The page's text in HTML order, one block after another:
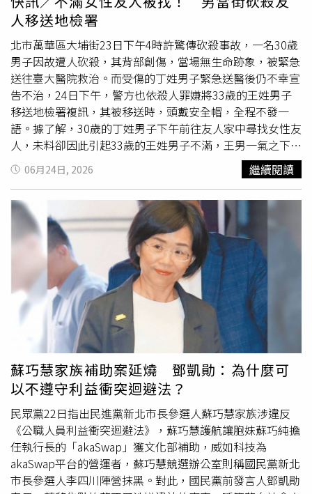
方的角度去看事情，婚姻不是只有自己，才會有同理心，換
位思考真的很重要」。此外，阿弟的二女兒目前就讀華岡藝
校，喜歡唱歌、跳舞，也開始接觸臨演工作。談到女兒是否
想登上自己的演唱會擔任嘉賓，他笑說：「女兒有說，我說
不要。」不過對於女兒朝演藝圈發展，阿弟態度相當支持，
「她喜歡唱歌跳舞，也有去當臨演，多方嘗試很好，只要是
夢想都要盡全力去做。」更打趣表示，「我跟她說不要讓別
人知道爸爸是誰。」至於是否贊成女兒正式出道？阿弟幽默
表示：「犯法的事情不要做就好。」
人移送地檢署
北市萬華區大埔街23日下午4時許驚傳砍殺事故，一名30歲
男子因故遭人砍殺，其背部創傷，當場無生命跡象，被緊急
送往臺大醫院救治。而受傷的丁姓男子緊急送醫後仍不幸宣
告不治，24日下午，警方也依殺人罪嫌將33歲的王姓男子
移送地檢署複訊，其被移送時，頭戴安全帽，全程不發一
語。據了解，30歲的丁姓男子下午前往友人家中尋找女性友
人，未料卻因此引起33歲的王姓男子不滿，王男一氣之下怒
持匕首朝丁男背部猛刺，造成丁男背部重創，當場無生命跡
象，緊急送醫後仍不幸不治。萬華分局呼籲，民眾遇有糾紛
應理性溝通或尋求正當管道處理，切勿因一時衝動訴諸暴
力，以免觸
律、得不償失。警方將持續加強治安維護，
確保民眾生命財產安全。
06月24日, 2026 繼續閱讀
蘇巧慧家族補助案延燒 鄧凱勛：為什麼可
以不遵守利益衝突迴避法？
民眾黨22日指出民進黨新北市長參選人蘇巧慧家族涉違反
《公職人員利益衝突迴避法》，蘇巧慧護航讓胞妹蘇巧純擔
任執行長的「akaSwap」獲文化部補助，威如科技為
akaSwap平台的營運者，蘇巧慧競選辦公室則稱國民黨新北
市長參選人李四川陣營抹黑。對此，國民黨前發言人鄧凱勛